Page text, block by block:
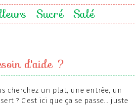
Sucré Salé
d'aide ?
cherchez un plat, une entrée, un
? C'est ici que ça se passe... juste